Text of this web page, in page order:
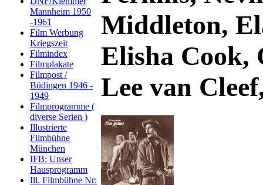
Mannheim 1950
-1961
Film Werbung
Kriegszeit
Filmindex
Filmplakate
Filmpost /
Büdingen 1946 -
1949
Filmprogramme (
diverse Serien )
Illustrierte
Filmbühne
München
IFB: Unser
Hausprogramm
Ill. Filmbühne Nr:
Middleton,
Elisha Cook,
Lee van